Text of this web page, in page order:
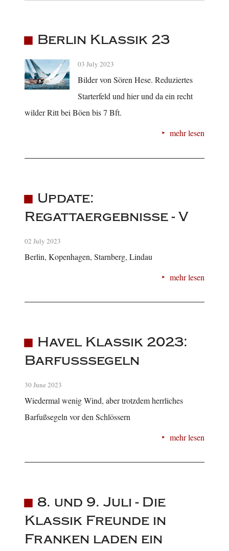
Berlin Klassik 23
03 July 2023
Bilder von Sören Hese. Reduziertes
Starterfeld und hier und da ein recht
wilder Ritt bei Böen bis 7 Bft.
mehr lesen
Update:
Regattaergebnisse - V
02 July 2023
Berlin, Kopenhagen, Starnberg, Lindau
mehr lesen
Havel Klassik 2023:
Barfußsegeln
30 June 2023
Wiedermal wenig Wind, aber trotzdem herrliches
Barfußsegeln vor den Schlössern
mehr lesen
8. und 9. Juli - Die
Klassik Freunde in
Franken laden ein